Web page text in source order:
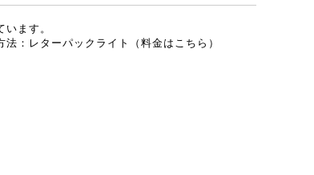
ます。
法：レターパックライト（料金はこちら）